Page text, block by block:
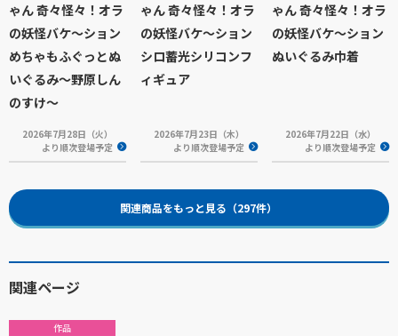
ゃん 奇々怪々！オラ
の妖怪バケ～ション
めちゃもふぐっとぬ
いぐるみ～野原しん
のすけ～
2026年7月28日（火）
より順次登場予定
ゃん 奇々怪々！オラ
の妖怪バケ～ション
シロ蓄光シリコンフ
ィギュア
2026年7月23日（木）
より順次登場予定
ゃん 奇々怪々！オラ
の妖怪バケ～ション
ぬいぐるみ巾着
2026年7月22日（水）
より順次登場予定
関連商品をもっと見る（297件）
関連ページ
作品